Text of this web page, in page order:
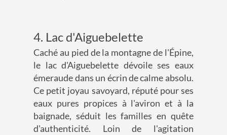
4. Lac d'Aiguebelette
Caché au pied de la montagne de l'Épine,
le lac d'Aiguebelette dévoile ses eaux
émeraude dans un écrin de calme absolu.
Ce petit joyau savoyard, réputé pour ses
eaux pures propices à l'aviron et à la
baignade, séduit les familles en quête
d'authenticité. Loin de l'agitation